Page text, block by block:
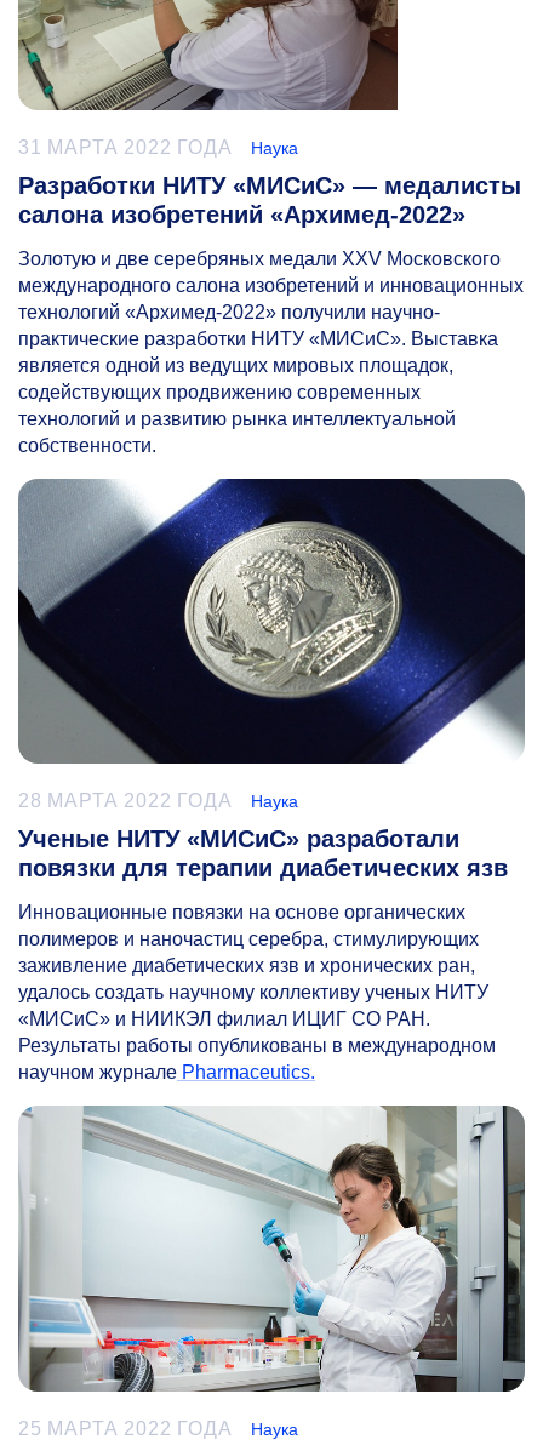
31 МАРТА 2022 ГОДА Наука
Разработки НИТУ «МИСиС» — медалисты
салона изобретений «Архимед-2022»
Золотую и две серебряных медали XXV Московского
международного салона изобретений и инновационных
технологий «Архимед-2022» получили научно-
практические разработки НИТУ «МИСиС». Выставка
является одной из ведущих мировых площадок,
содействующих продвижению современных
технологий и развитию рынка интеллектуальной
собственности.
28 МАРТА 2022 ГОДА Наука
Ученые НИТУ «МИСиС» разработали
повязки для терапии диабетических язв
Инновационные повязки на основе органических
полимеров и наночастиц серебра, стимулирующих
заживление диабетических язв и хронических ран,
удалось создать научному коллективу ученых НИТУ
«МИСиС» и НИИКЭЛ филиал ИЦИГ СО РАН.
Результаты работы опубликованы в международном
научном журнале Pharmaceutics.
25 МАРТА 2022 ГОДА Наука